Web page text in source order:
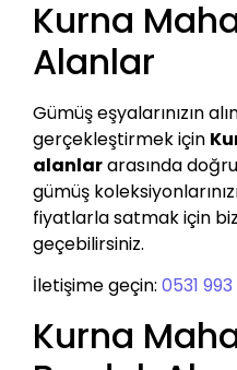
Kurna
Alanlar
Gümüş eşyalarınızın
gerçekleştirmek için
alanlararasında
gümüş
fiyatlarla satmak için
geçebilirsiniz.
İletişime geçin: 0531
Kurna